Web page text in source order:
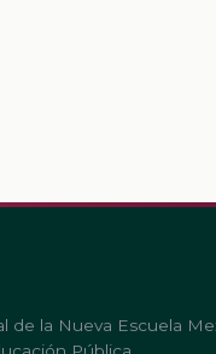
de la Nueva Escuela